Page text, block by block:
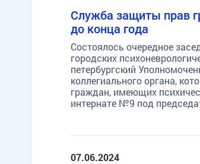
Служба защиты прав
до конца года
Состоялось очередное
городских
петербургский
коллегиального органа,
граждан, имеющих
интернате №9 под
07.06.2024